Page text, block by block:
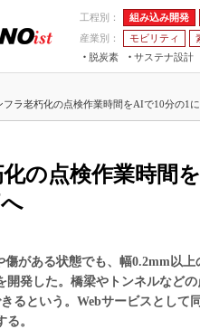
工程別： 組み込み開発
産業別：
モビリティ
脱炭素
サステナ設計
つながる工場AI×設備保全
人
ス
フラ老朽化の点検作業時間をAIで10分の1に
の点検作業時間
がある状態でも、幅0.2mm以
開発した。橋梁やトンネルなど
るという。Webサービスとし
。